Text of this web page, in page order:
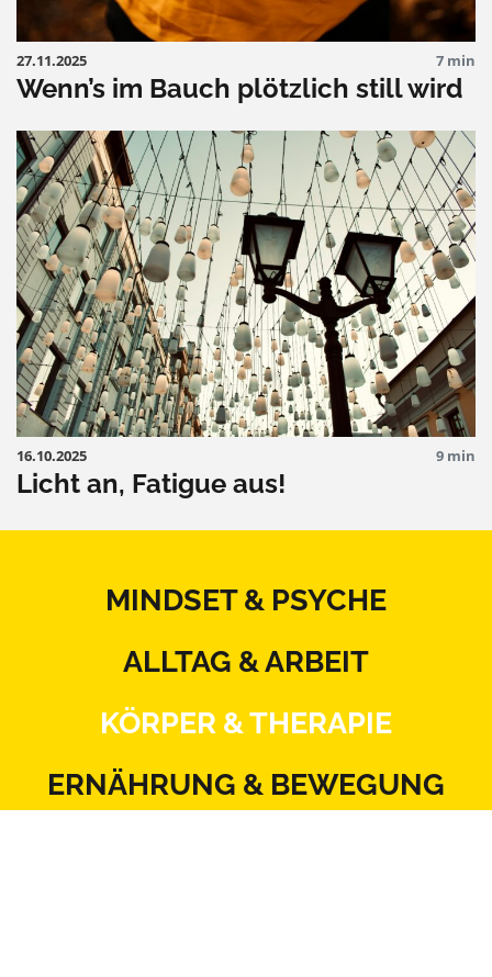
27.11.2025 7 min
Wenn’s im Bauch plötzlich still wird
16.10.2025 9 min
Licht an, Fatigue aus!
MINDSET & PSYCHE
ALLTAG & ARBEIT
KÖRPER & THERAPIE
ERNÄHRUNG & BEWEGUNG